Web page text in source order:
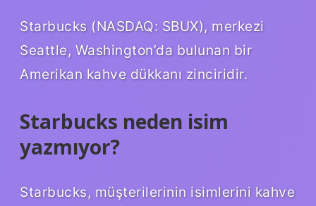
Starbucks (NASDAQ: SBUX), merkezi
Seattle, Washington’da bulunan bir
Amerikan kahve dükkanı zinciridir.
Starbucks neden isim
yazmıyor?
Starbucks, müşterilerinin isimlerini kahve